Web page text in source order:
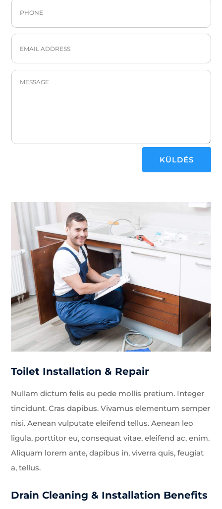
KÜLDÉS
Toilet Installation & Repair
Nullam dictum felis eu pede mollis pretium. Integer
tincidunt. Cras dapibus. Vivamus elementum semper
nisi. Aenean vulputate eleifend tellus. Aenean leo
ligula, porttitor eu, consequat vitae, eleifend ac, enim.
Aliquam lorem ante, dapibus in, viverra quis, feugiat
a, tellus.
Drain Cleaning & Installation Benefits